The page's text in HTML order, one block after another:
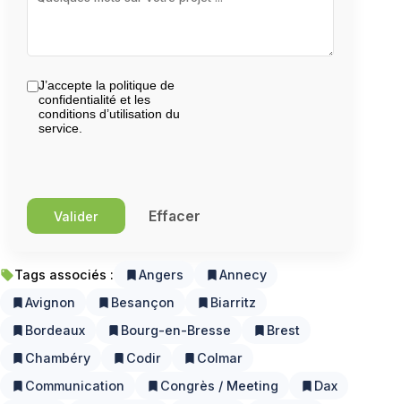
J’accepte la politique de
confidentialité et les
conditions d’utilisation du
service.
local_offerTags associés : bookmarkAngers bookmarkAnnecy
bookmarkAvignon bookmark Besançon bookmark Biarritz
bookmark Bordeaux bookmark Bourg-en-Bresse bookmark Brest
bookmark Chambéry bookmark Codir bookmark Colmar
bookmark Communication bookmark Congrès / Meeting bookmark Dax